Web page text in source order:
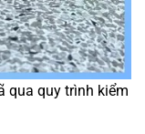
qua quy trình kiểm